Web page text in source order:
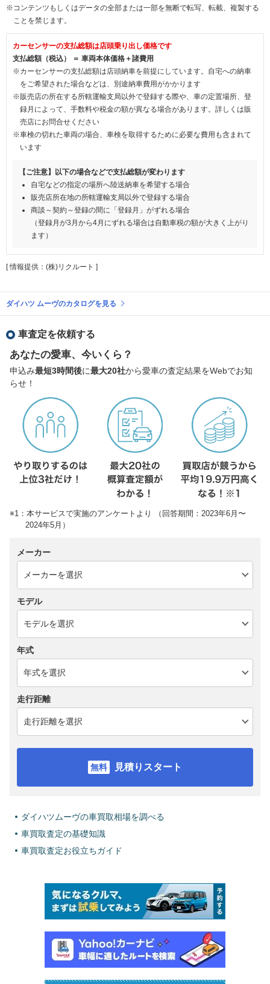
※コンテンツもしくはデータの全部または一部を無断で転写、転載、複製する
ことを禁じます。
カーセンサーの支払総額は店頭乗り出し価格です
支払総額（税込） ＝ 車両本体価格＋諸費用
※カーセンサーの支払総額は店頭納車を前提にしています。自宅への納車
をご希望された場合などは、別途納車費用がかかります
※販売店の所在する所轄運輸支局以外で登録する際や、車の定置場所、登
録月によって、手数料や税金の額が異なる場合があります。詳しくは販
売店にお問合せください
※車検の切れた車両の場合、車検を取得するために必要な費用も含まれて
います
【ご注意】以下の場合などで支払総額が変わります
自宅などの指定の場所へ陸送納車を希望する場合
販売店所在地の所轄運輸支局以外で登録する場合
商談～契約～登録の間に「登録月」がずれる場合
（登録月が3月から4月にずれる場合は自動車税の額が大きく上がり
ます）
[ 情報提供：(株)リクルート ]
ダイハツ ムーヴのカタログを見る
車査定を依頼する
あなたの愛車、今いくら？
申込み最短3時間後に最大20社から愛車の査定結果をWebでお知
らせ！
※1：本サービスで実施のアンケートより （回答期間：2023年6月〜
2024年5月）
メーカー
モデル
年式
走行距離
見積りスタート
ダイハツムーヴの車買取相場を調べる
車買取査定の基礎知識
車買取査定お役立ちガイド